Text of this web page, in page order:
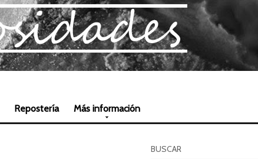
Repostería Más información
BUSCAR